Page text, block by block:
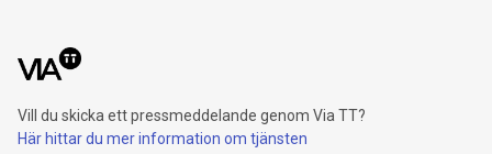
Vill du skicka ett pressmeddelande genom Via TT?
Här hittar du mer information om tjänsten